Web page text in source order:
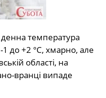
денна температура
1 до +2 °С, хмарно, але
області, на
вранці випаде